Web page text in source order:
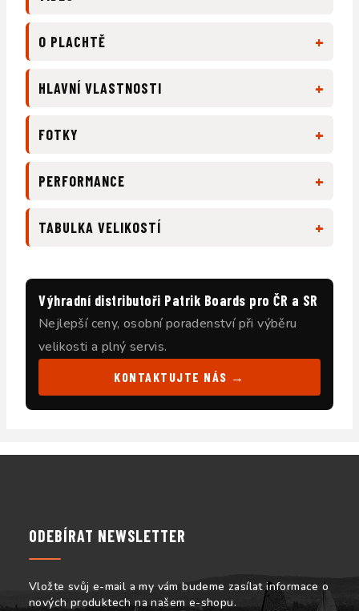
O PLACHTĚ +
HLAVNÍ VLASTNOSTI +
FOTKY +
PERFORMANCE +
TABULKA VELIKOSTÍ +
Výhradní distributoři Patrik Boards pro ČR a SR
Nejlepší ceny, osobní poradenství při výběru
velikosti a plný servis.
KONTAKTUJTE NÁS →
ODEBÍRAT NEWSLETTER
Vložte svůj e-mail a my vám budeme zasílat informace o
nových produktech na našem e-shopu.